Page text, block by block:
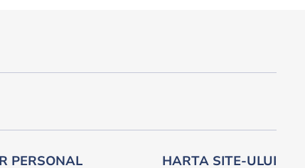
PERSONAL HARTA SITE-ULUI